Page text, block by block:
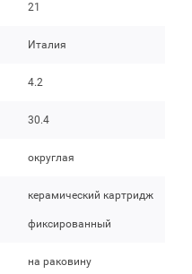
21
Италия
4.2
30.4
округлая
керамический картридж
фиксированный
на раковину